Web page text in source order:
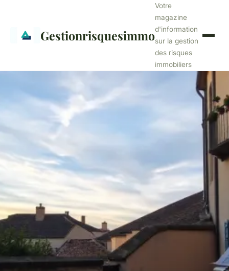
Gestionrisquesimmo
Votre
magazine
d'information
sur la gestion
des risques
immobiliers